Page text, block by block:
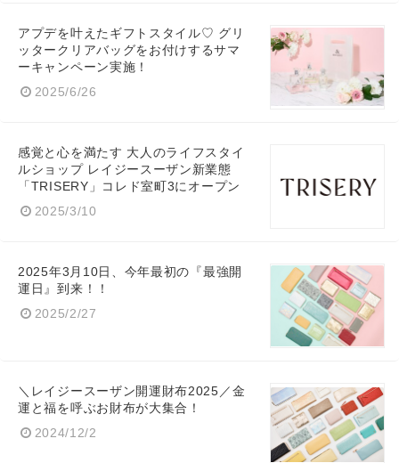
アプデを叶えたギフトスタイル♡ グリ
ッタークリアバッグをお付けするサマ
ーキャンペーン実施！
2025/6/26
感覚と心を満たす 大人のライフスタイ
ルショップ レイジースーザン新業態
「TRISERY」コレド室町3にオープン
2025/3/10
2025年3月10日、今年最初の『最強開
運日』到来！！
2025/2/27
＼レイジースーザン開運財布2025／金
運と福を呼ぶお財布が大集合！
2024/12/2